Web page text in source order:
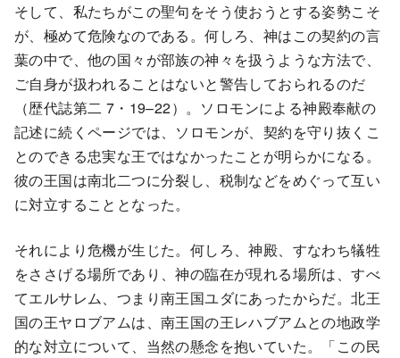
そして、私たちがこの聖句をそう使おうとする姿勢こそ
が、極めて危険なのである。何しろ、神はこの契約の言
葉の中で、他の国々が部族の神々を扱うような方法で、
ご自身が扱われることはないと警告しておられるのだ
（歴代誌第二 7・19–22）。ソロモンによる神殿奉献の
記述に続くページでは、ソロモンが、契約を守り抜くこ
とのできる忠実な王ではなかったことが明らかになる。
彼の王国は南北二つに分裂し、税制などをめぐって互い
に対立することとなった。
それにより危機が生じた。何しろ、神殿、すなわち犠牲
をささげる場所であり、神の臨在が現れる場所は、すべ
てエルサレム、つまり南王国ユダにあったからだ。北王
国の王ヤロブアムは、南王国の王レハブアムとの地政学
的な対立について、当然の懸念を抱いていた。「この民